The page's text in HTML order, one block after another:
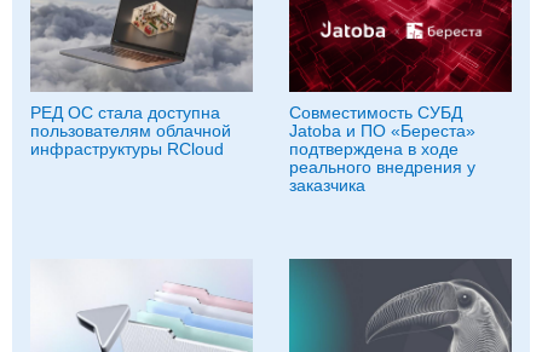
РЕД ОС стала доступна
пользователям облачной
инфраструктуры RCloud
Совместимость СУБД
Jatoba и ПО «Береста»
подтверждена в ходе
реального внедрения у
заказчика